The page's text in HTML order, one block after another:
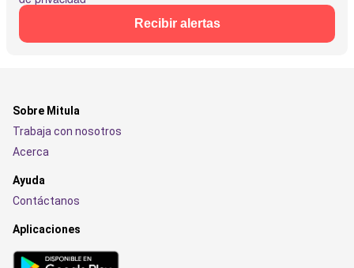
Recibir alertas
Sobre Mitula
Trabaja con nosotros
Acerca
Ayuda
Contáctanos
Aplicaciones